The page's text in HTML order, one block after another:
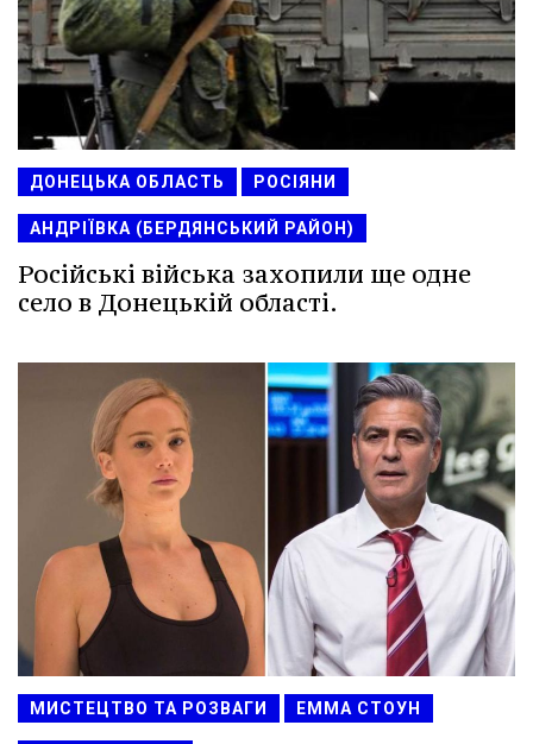
ДОНЕЦЬКА ОБЛАСТЬ РОСІЯНИ
АНДРІЇВКА (БЕРДЯНСЬКИЙ РАЙОН)
Російські війська захопили ще одне
село в Донецькій області.
МИСТЕЦТВО ТА РОЗВАГИ ЕММА СТОУН